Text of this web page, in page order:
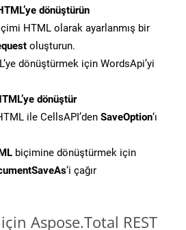
dönüştürün
HTML olarak ayarlanmış bir
oluşturun.
dönüştürmek için WordsApi’yi
dönüştür
ile CellsAPI’den SaveOption‘ı
biçimine dönüştürmek için
‘i çağır
Aspose.Total REST